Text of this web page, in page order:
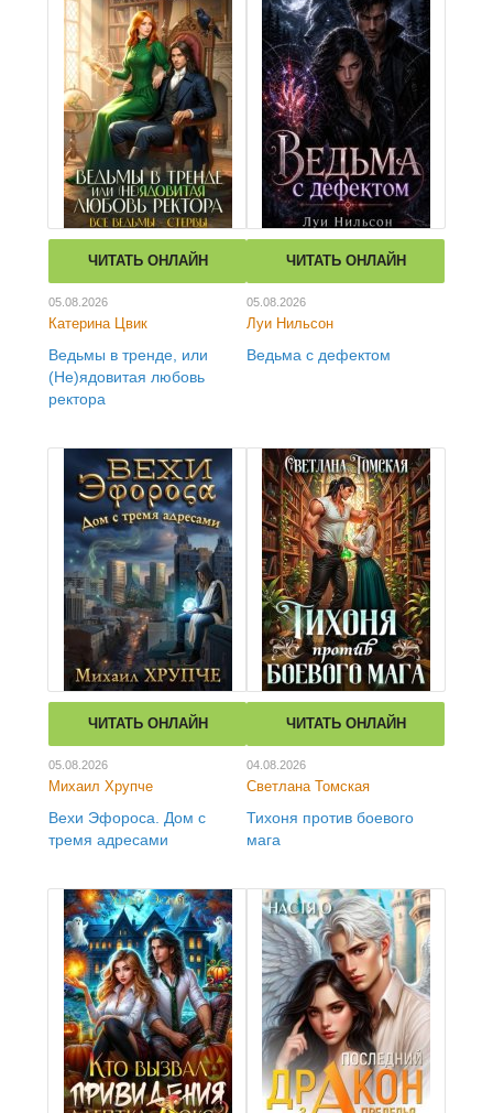
ЧИТАТЬ ОНЛАЙН
05.08.2026
Катерина Цвик
Ведьмы в тренде, или
(Не)ядовитая любовь
ректора
ЧИТАТЬ ОНЛАЙН
05.08.2026
Луи Нильсон
Ведьма с дефектом
ЧИТАТЬ ОНЛАЙН
05.08.2026
Михаил Хрупче
Вехи Эфороса. Дом с
тремя адресами
ЧИТАТЬ ОНЛАЙН
04.08.2026
Светлана Томская
Тихоня против боевого
мага